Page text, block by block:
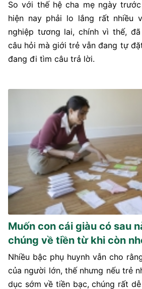
So với thế hệ cha mẹ ngày
hiện nay phải lo lắng rất nhiều
nghiệp tương lai, chính vì thế,
câu hỏi mà giới trẻ vẫn đang tự
đang đi tìm câu trả lời.
Muốn con cái giàu có sau
chúng về tiền từ khi còn
Nhiều bậc phụ huynh vẫn cho
của người lớn, thế nhưng nếu trẻ
dục sớm về tiền bạc, chúng rất